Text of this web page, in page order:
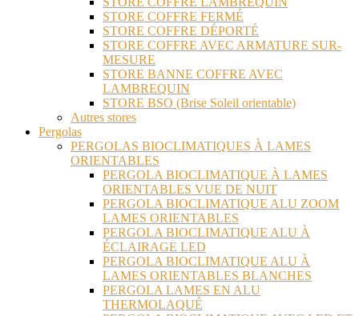
STORE COFFRE FERMÉ
STORE COFFRE DÉPORTÉ
STORE COFFRE AVEC ARMATURE SUR-
MESURE
STORE BANNE COFFRE AVEC
LAMBREQUIN
STORE BSO (Brise Soleil orientable)
Autres stores
Pergolas
PERGOLAS BIOCLIMATIQUES À LAMES
ORIENTABLES
PERGOLA BIOCLIMATIQUE À LAMES
ORIENTABLES VUE DE NUIT
PERGOLA BIOCLIMATIQUE ALU ZOOM
LAMES ORIENTABLES
PERGOLA BIOCLIMATIQUE ALU À
ÉCLAIRAGE LED
PERGOLA BIOCLIMATIQUE ALU À
LAMES ORIENTABLES BLANCHES
PERGOLA LAMES EN ALU
THERMOLAQUÉ